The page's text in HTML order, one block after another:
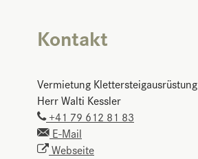
Kontakt
Vermietung Klettersteigausrüstung
Herr Walti Kessler
+41 79 612 81 83
E-Mail
Webseite